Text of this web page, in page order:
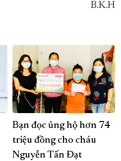
B.K.H
Bạn đọc ủng hộ hơn 74
triệu đồng cho cháu
Nguyễn Tấn Đạt